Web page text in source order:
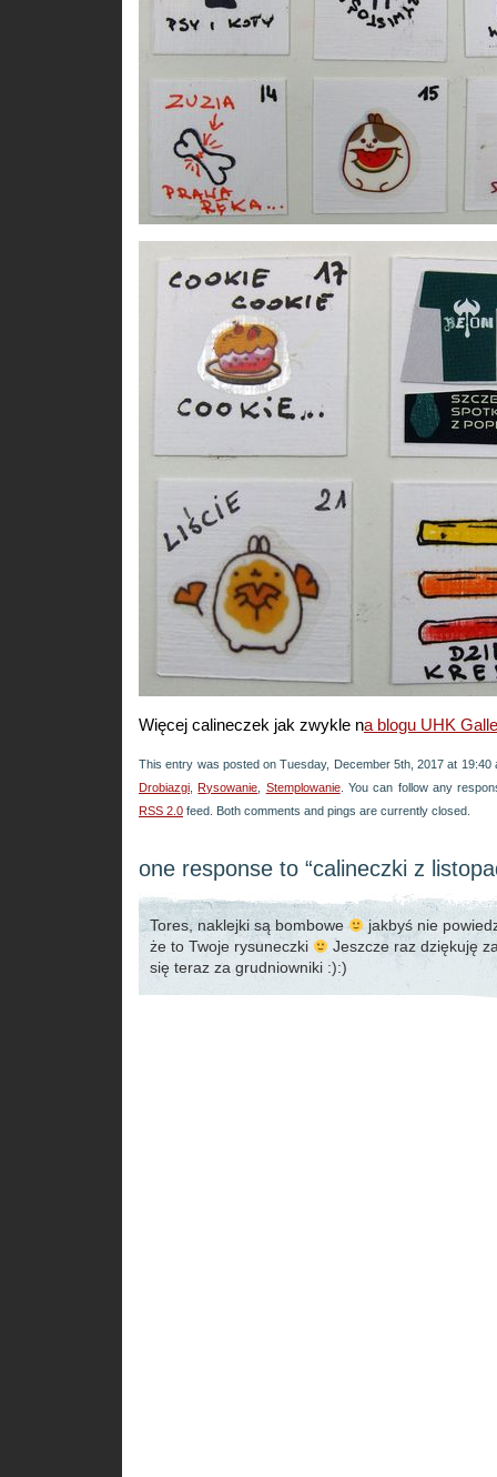
Więcej calineczek jak zwykle na blogu UHK
This entry was posted on Tuesday, December 5th, 2017 at 19:40
Drobiazgi
Rysowanie Stemplowanie. You can follow any
RSS 2.0 feed. Both comments and pings are currently closed.
one response to “calineczki z
Tores, naklejki są bombowe
jakbyś nie
że to Twoje rysuneczki
Jeszcze raz dziękuję
się teraz za grudniowniki :):)